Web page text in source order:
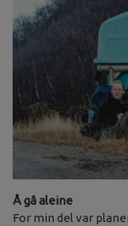
Å gå aleine
For min del var